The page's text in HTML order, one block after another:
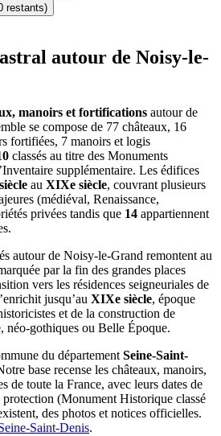
restants)
autour de Noisy-le-
manoirs et fortifications autour de
se compose de 77 châteaux, 16
fortifiées, 7 manoirs et logis
classés au titre des Monuments
supplémentaire. Les édifices
au XIXe siècle, couvrant plusieurs
(médiéval, Renaissance,
privées tandis que 14 appartiennent
autour de Noisy-le-Grand remontent au
par la fin des grandes places
vers les résidences seigneuriales de
jusqu’au XIXe siècle, époque
et de la construction de
néo-gothiques ou Belle Époque.
du départementSeine-Saint-
base recense les châteaux, manoirs,
de toute la France, avec leurs dates de
(Monument Historique classé
des photos et notices officielles.
Saint-Denis.